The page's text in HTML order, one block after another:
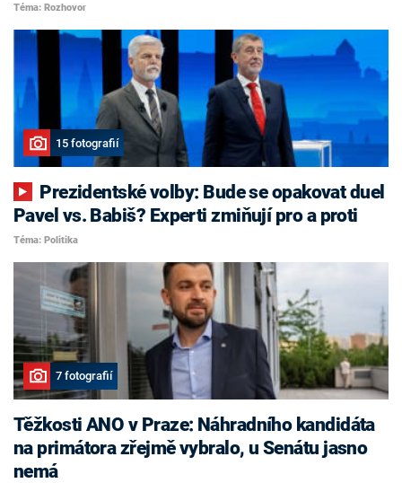
Téma: Rozhovor
15 fotografií
Pavel vs. Babiš? Experti zmiňují pro a proti
Téma: Politika
7 fotografií
Těžkosti ANO v Praze: Náhradního kandidáta
na primátora zřejmě vybralo, u Senátu jasno
nemá